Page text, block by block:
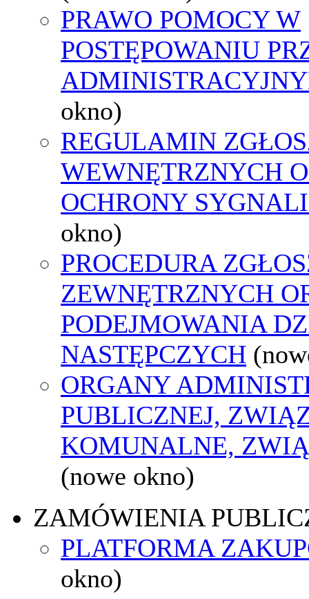
PRAWO POMOCY W
POSTĘPOWANIU
okno)
REGULAMIN
WEWNĘTRZNYCH
OCHRONY
okno)
PROCEDURA
ZEWNĘTRZNYCH
PODEJMOWANIA
NASTĘPCZYCH
ORGANY
PUBLICZNEJ,
KOMUNALNE,
(nowe okno)
ZAMÓWIENIA
PLATFORMA
okno)